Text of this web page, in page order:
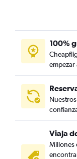
100%
empezar
Viaja
Millones